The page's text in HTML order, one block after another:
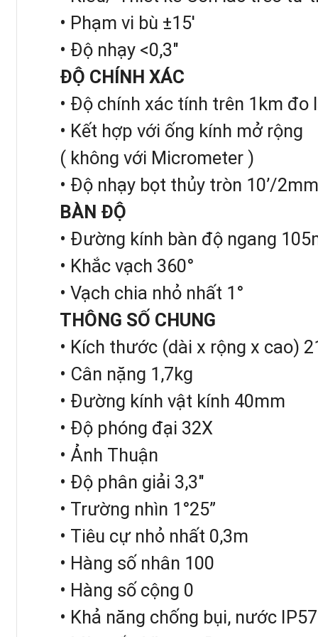
2. ĐẶC ĐIỂM VƯỢT TRỘI CỦA MÁY
Các chuyên gia của
32X và sai số chỉ 1,8mm/1km
NA-320 (20X).
Bên cạnh đó, kiểu dáng nhỏ
thủy bình Leica NA-332.
Tiêu chuẩn chống thấm
trường nà dù là khắc nghiệt nhất.
Leica NA-332 là giải pháp cho
nhà thầu. Các chuyên gia đo
332. Máy thủy bình Leica NA-
• Phạm vi bù ±15′
• Độ nhạy <0,3″
ĐỘ CHÍNH XÁC
• Độ chính xác tính trên 1km đo
• Kết hợp với ống kính mở rộng
( không với Micrometer )
• Độ nhạy bọt thủy tròn 10’/2mm
BÀN ĐỘ
• Đường kính bàn độ ngang
• Khắc vạch 360°
• Vạch chia nhỏ nhất 1°
THÔNG SỐ CHUNG
• Kích thước (dài x rộng x cao)
• Cân nặng 1,7kg
• Đường kính vật kính 40mm
• Độ phóng đại 32X
• Ảnh Thuận
• Độ phân giải 3,3″
• Trường nhìn 1°25”
• Tiêu cự nhỏ nhất 0,3m
• Hàng số nhân 100
• Hàng số cộng 0
• Khả năng chống bụi, nước IP57